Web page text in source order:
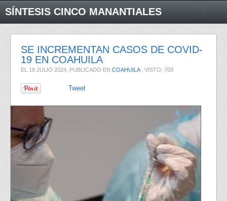
SÍNTESIS CINCO MANANTIALES
SE INCREMENTAN CASOS DE COVID-
19 EN COAHUILA
EL 18 JULIO 2024 . PUBLICADO EN COAHUILA. VISTO: 703
Tweet